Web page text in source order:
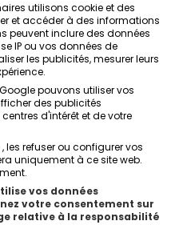
Politique de confidentialité
Conditions générales
Politique de sécurité
Contacts
nous ixigo
utilisons cookie et des
et accéder à des informations
peuvent inclure des données
IP ou vos données de
les publicités, mesurer leurs
pouvons utiliser vos
des publicités
d'intérêt et de votre
les refuser ou configurer vos
uniquement à ce site web.
vos données
votre consentement sur
relative à la responsabilité